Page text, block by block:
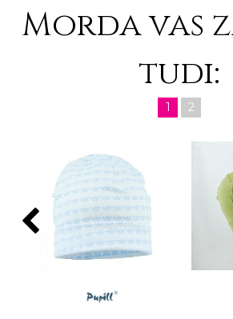
Morda vas
tudi:
1 2